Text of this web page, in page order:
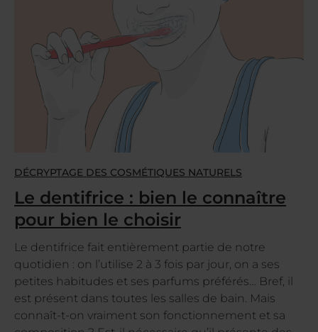
DÉCRYPTAGE DES COSMÉTIQUES NATURELS
Le dentifrice : bien le connaître
pour bien le choisir
Le dentifrice fait entièrement partie de notre
quotidien : on l’utilise 2 à 3 fois par jour, on a ses
petites habitudes et ses parfums préférés… Bref, il
est présent dans toutes les salles de bain. Mais
connaît-t-on vraiment son fonctionnement et sa